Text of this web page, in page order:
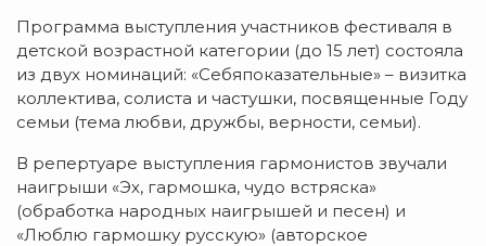
Программа выступления участников фестиваля в
детской возрастной категории (до 15 лет) состояла
из двух номинаций: «Себяпоказательные» – визитка
коллектива, солиста и частушки, посвященные Году
семьи (тема любви, дружбы, верности, семьи).
В репертуаре выступления гармонистов звучали
наигрыши «Эх, гармошка, чудо встряска»
(обработка народных наигрышей и песен) и
«Люблю гармошку русскую» (авторское